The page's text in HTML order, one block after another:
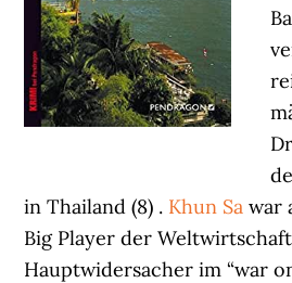
in Thailand (8) . Khun Sa war
Big Player der
Hauptwidersacher im “war